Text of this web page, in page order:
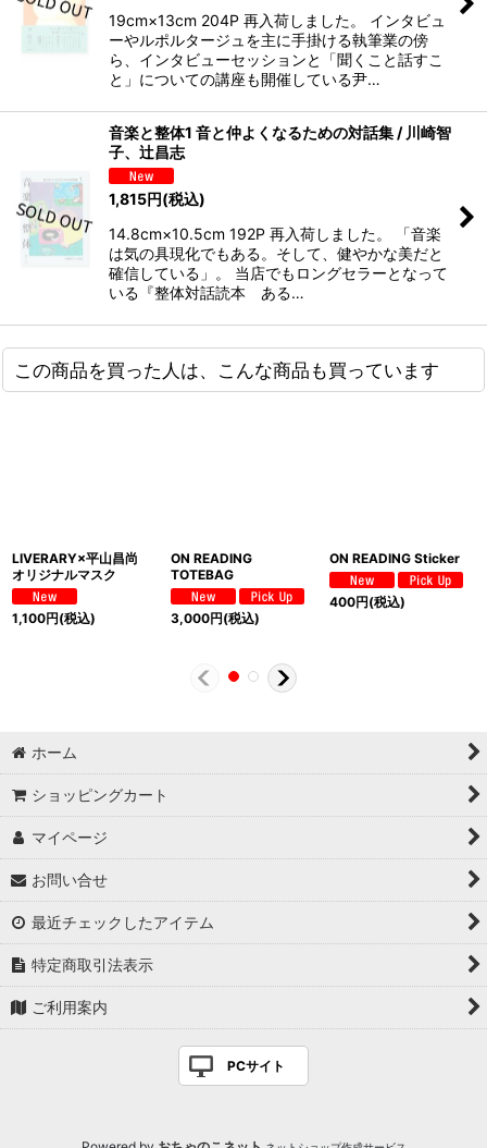
19cm×13cm 204P 再入荷しました。 インタビュ
ーやルポルタージュを主に手掛ける執筆業の傍
ら、インタビューセッションと「聞くこと話すこ
と」についての講座も開催している尹…
音楽と整体1 音と仲よくなるための対話集 / 川崎智
子、辻昌志
1,815円(税込)
14.8cm×10.5cm 192P 再入荷しました。 「音楽
は気の具現化でもある。そして、健やかな美だと
確信している」。 当店でもロングセラーとなって
いる『整体対話読本 ある…
この商品を買った人は、こんな商品も買っています
LIVERARY×平山昌尚
オリジナルマスク
1,100円(税込)
ON READING
TOTEBAG
3,000円(税込)
ON READING Sticker
400円(税込)
ホーム
ショッピングカート
マイページ
お問い合せ
最近チェックしたアイテム
特定商取引法表示
ご利用案内
PCサイト